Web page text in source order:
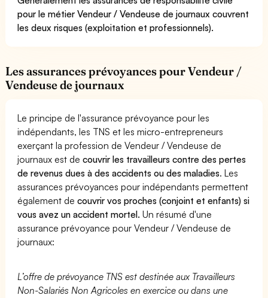
pour le métier Vendeur / Vendeuse de journaux couvrent
les deux risques (exploitation et professionnels).
Les assurances prévoyances pour Vendeur /
Vendeuse de journaux
Le principe de l'assurance prévoyance pour les
indépendants, les TNS et les micro-entrepreneurs
exerçant la profession de Vendeur / Vendeuse de
journaux est decouvrir les travailleurs contre des pertes
de revenus dues à des accidents ou des maladies. Les
assurances prévoyances pour indépendants permettent
également decouvrir vos proches (conjoint et enfants) si
vous avez un accident mortel. Un résumé d'une
assurance prévoyance pour Vendeur / Vendeuse de
journaux:
L’offre de prévoyance TNS est destinée aux Travailleurs
Non-Salariés Non Agricoles en exercice ou dans une